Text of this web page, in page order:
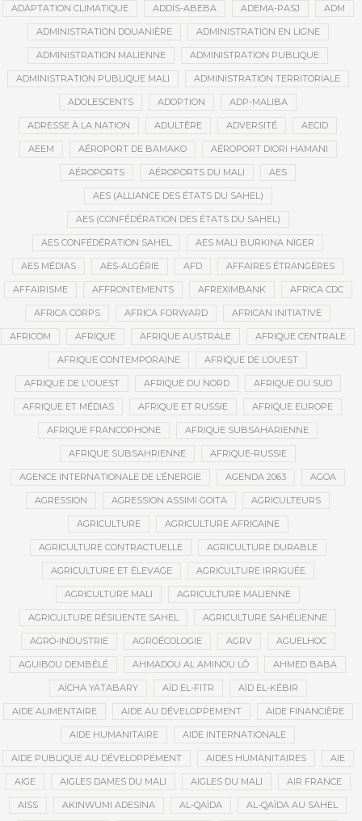
ADAPTATION CLIMATIQUE ADDIS-ABEBA ADEMA-PASJ ADM
ADMINISTRATION DOUANIÈRE ADMINISTRATION EN LIGNE
ADMINISTRATION MALIENNE ADMINISTRATION PUBLIQUE
ADMINISTRATION PUBLIQUE MALI ADMINISTRATION TERRITORIALE
ADOLESCENTS ADOPTION ADP-MALIBA
ADRESSE À LA NATION ADULTÈRE ADVERSITÉ AECID
AEEM AÉROPORT DE BAMAKO AÉROPORT DIORI HAMANI
AÉROPORTS AÉROPORTS DU MALI AES
AES (ALLIANCE DES ÉTATS DU SAHEL)
AES (CONFÉDÉRATION DES ÉTATS DU SAHEL)
AES CONFÉDÉRATION SAHEL AES MALI BURKINA NIGER
AES MÉDIAS AES-ALGÉRIE AFD AFFAIRES ÉTRANGÈRES
AFFAIRISME AFFRONTEMENTS AFREXIMBANK AFRICA CDC
AFRICA CORPS AFRICA FORWARD AFRICAN INITIATIVE
AFRICOM AFRIQUE AFRIQUE AUSTRALE AFRIQUE CENTRALE
AFRIQUE CONTEMPORAINE AFRIQUE DE L’OUEST
AFRIQUE DE L'OUEST AFRIQUE DU NORD AFRIQUE DU SUD
AFRIQUE ET MÉDIAS AFRIQUE ET RUSSIE AFRIQUE EUROPE
AFRIQUE FRANCOPHONE AFRIQUE SUBSAHARIENNE
AFRIQUE SUBSAHRIENNE AFRIQUE-RUSSIE
AGENCE INTERNATIONALE DE L’ÉNERGIE AGENDA 2063 AGOA
AGRESSION AGRESSION ASSIMI GOITA AGRICULTEURS
AGRICULTURE AGRICULTURE AFRICAINE
AGRICULTURE CONTRACTUELLE AGRICULTURE DURABLE
AGRICULTURE ET ÉLEVAGE AGRICULTURE IRRIGUÉE
AGRICULTURE MALI AGRICULTURE MALIENNE
AGRICULTURE RÉSILIENTE SAHEL AGRICULTURE SAHÉLIENNE
AGRO-INDUSTRIE AGROÉCOLOGIE AGRV AGUELHOC
AGUIBOU DEMBÉLÉ AHMADOU AL AMINOU LÔ AHMED BABA
AÏCHA YATABARY AÏD EL-FITR AÏD EL-KÉBIR
AIDE ALIMENTAIRE AIDE AU DÉVELOPPEMENT AIDE FINANCIÈRE
AIDE HUMANITAIRE AIDE INTERNATIONALE
AIDE PUBLIQUE AU DÉVELOPPEMENT AIDES HUMANITAIRES AIE
AIGE AIGLES DAMES DU MALI AIGLES DU MALI AIR FRANCE
AISS AKINWUMI ADESINA AL-QAÏDA AL-QAÏDA AU SAHEL